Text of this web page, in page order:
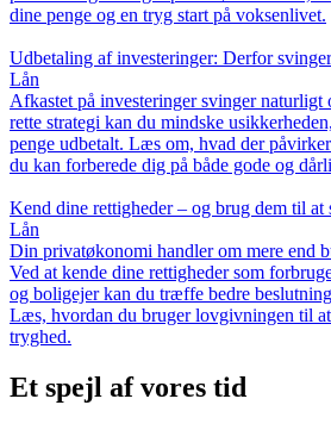
dine penge og en tryg start på voksenlivet.
Udbetaling af investeringer: Derfor
Lån
Afkastet på investeringer svinger naturligt
rette strategi kan du mindske
penge udbetalt. Læs om, hvad der
du kan forberede dig på både gode og
Kend dine rettigheder – og brug dem til
Lån
Din privatøkonomi handler om mere end
Ved at kende dine rettigheder som
og boligejer kan du træffe bedre
Læs, hvordan du bruger lovgivningen til
tryghed.
Et spejl af vores tid